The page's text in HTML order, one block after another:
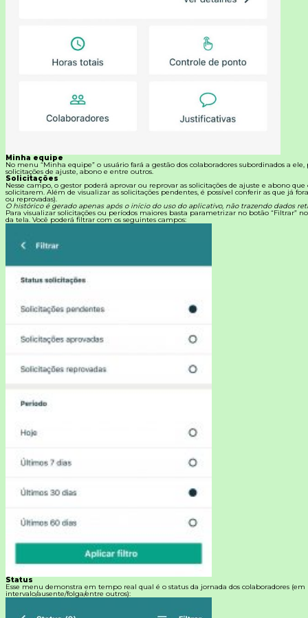
Minha equipe
No menu “Minha equipe” o usuário fará a gestão dos colaboradores subordinados a
solicitações de ajuste, abono e entre outros.
Solicitações
Nesse campo, o gestor poderá aprovar ou reprovar as solicitações de ajuste e abono que
solicitarem. Além de visualizar as solicitações pendentes, é possível conferir as que já
ou reprovadas).
O histórico é gerado apenas após o início do uso do aplicativo, não trazendo dados
Para visualizar solicitações ou períodos maiores basta parametrizar no botão “Filtrar”
da tela. Você poderá filtrar com os seguintes campos:
Status
Esse menu demonstra em tempo real qual é o status da jornada dos colaboradores (em
intervalo/ausente/folga/entre outros):